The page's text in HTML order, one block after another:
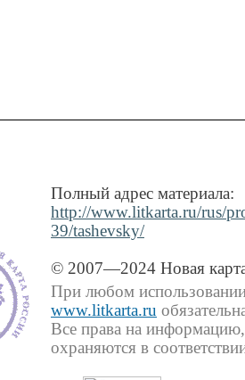
Полный адрес материала:
http://www.litkarta.ru/rus/
39/tashevsky/
© 2007—2024 Новая
При любом использовании
www.litkarta.ru
Все права на
охраняются в